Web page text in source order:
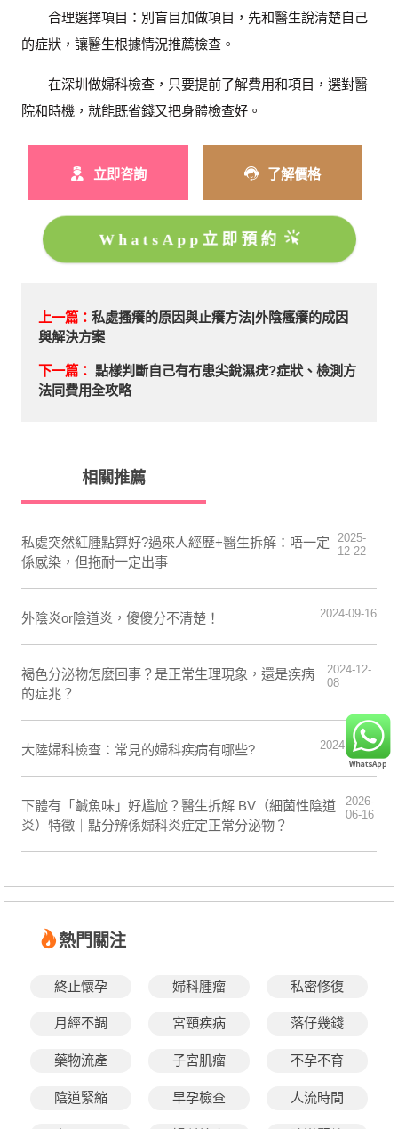
合理選擇項目：別盲目加做項目，先和醫生說清楚自己
的症狀，讓醫生根據情況推薦檢查。
在深圳做婦科檢查，只要提前了解費用和項目，選對醫
院和時機，就能既省錢又把身體檢查好。
立即咨詢 了解價格
WhatsApp立即預約
上一篇： 私處搔癢的原因與止癢方法|外陰瘙癢的成因
與解決方案
下一篇： 點樣判斷自己有冇患尖銳濕疣?症狀、檢測方
法同費用全攻略
相關推薦
私處突然紅腫點算好?過來人經歷+醫生拆解：唔一定
係感染，但拖耐一定出事
2025-
12-22
外陰炎or陰道炎，傻傻分不清楚！ 2024-09-16
​褐色分泌物怎麼回事？是正常生理現象，還是疾病
的症兆？
2024-12-
08
​大陸婦科檢查：常見的婦科疾病有哪些? 2024-12-19
下體有「鹹魚味」好尷尬？醫生拆解 BV（細菌性陰道
炎）特徵｜點分辨係婦科炎症定正常分泌物？
2026-
06-16
熱門關注
終止懷孕 婦科腫瘤 私密修復
月經不調 宮頸疾病 落仔幾錢
藥物流產 子宮肌瘤 不孕不育
陰道緊縮 早孕檢查 人流時間